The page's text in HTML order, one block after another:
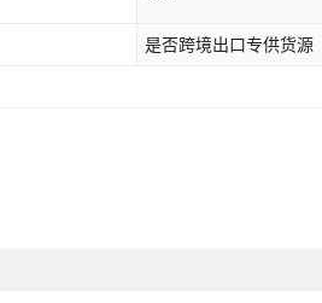
是否跨境出口专供货源